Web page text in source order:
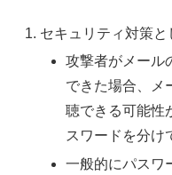
セキュリティ対策
攻撃者がメール
できた場合、メ
聴できる可能性
スワードを分け
一般的にパスワ